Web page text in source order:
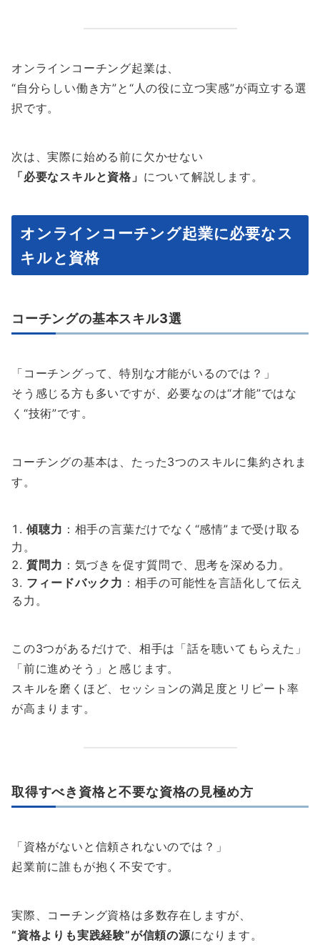
オンラインコーチング起業は、
“自分らしい働き方”と“人の役に立つ実感”が両立する選
択です。
次は、実際に始める前に欠かせない
「必要なスキルと資格」 について解説します。
オンラインコーチング起業に必要なス
キルと資格
コーチングの基本スキル3選
「コーチングって、特別な才能がいるのでは？」
そう感じる方も多いですが、必要なのは“才能”ではな
く“技術”です。
コーチングの基本は、たった3つのスキルに集約されま
す。
傾聴力 ：相手の言葉だけでなく“感情”まで受け取る
力。
質問力 ：気づきを促す質問で、思考を深める力。
フィードバック力 ：相手の可能性を言語化して伝え
る力。
この3つがあるだけで、相手は「話を聴いてもらえた」
「前に進めそう」と感じます。
スキルを磨くほど、セッションの満足度とリピート率
が高まります。
取得すべき資格と不要な資格の見極め方
「資格がないと信頼されないのでは？」
起業前に誰もが抱く不安です。
実際、コーチング資格は多数存在しますが、
“資格よりも実践経験”が信頼の源になります。